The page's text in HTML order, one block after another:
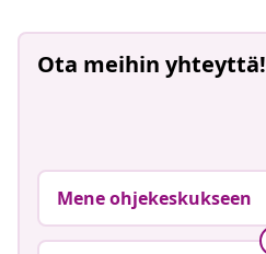
Ota meihin yhteyttä!
Mene ohjekeskukseen